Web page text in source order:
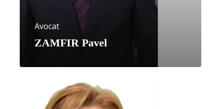
Avocat
ZAMFIR Pavel